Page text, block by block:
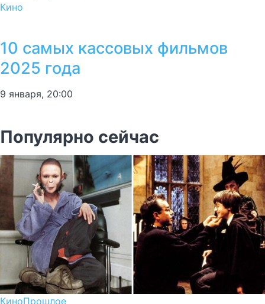
Кино
10 самых кассовых фильмов
2025 года
9 января, 20:00
Популярно сейчас
КиноПрошлое